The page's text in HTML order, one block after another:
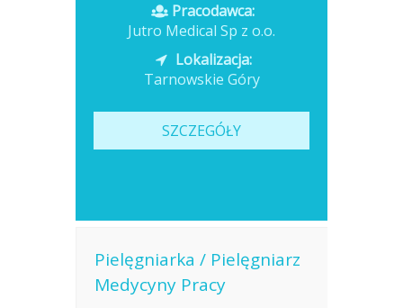
Pracodawca:
Jutro Medical Sp z o.o.
Lokalizacja:
Tarnowskie Góry
SZCZEGÓŁY
Pielęgniarka / Pielęgniarz
Medycyny Pracy